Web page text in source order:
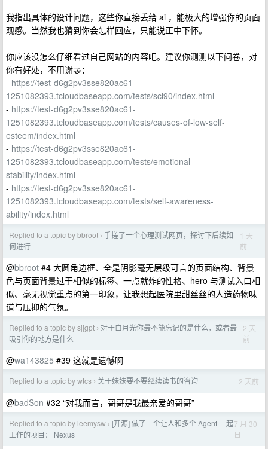
我指出具体的设计问题，这些你直接丢给 ai ，能极大的增强你的页面
观感。当然我也猜到你会怎样回应，只能说正中下怀。
你应该没怎么仔细看过自己网站的内容吧。建议你测测以下问卷，对
你有好处，不用谢🤝：
- https://test-d6g2pv3sse820ac61-
1251082393.tcloudbaseapp.com/tests/scl90/index.html
- https://test-d6g2pv3sse820ac61-
1251082393.tcloudbaseapp.com/tests/causes-of-low-self-
esteem/index.html
- https://test-d6g2pv3sse820ac61-
1251082393.tcloudbaseapp.com/tests/emotional-
stability/index.html
- https://test-d6g2pv3sse820ac61-
1251082393.tcloudbaseapp.com/tests/self-awareness-
ability/index.html
Replied to a topic by bbroot › 手搓了一个心理测试网页，探讨下后续如
何进行
1 天
前
@bbroot #4 大圆角边框、全是阴影毫无层级可言的页面结构、背景
色与页面背景过于相似的标签、一点就炸的性格、hero 与测试入口相
似、毫无视觉重点的第一印象，让我想起医院里甜丝丝的人造药物味
道与压抑的气氛。
Replied to a topic by sjjgpt › 对于白月光你最不能忘记的是什么，或者最
吸引你的地方是什么
2 天
前
@wa143825 #39 这就是遗憾啊
Replied to a topic by wtcs › 关于妹妹要不要继续读书的咨询 2 天前
@badSon #32 “对我而言，哥哥是我最亲爱的哥哥”
Replied to a topic by leemysw › [开源] 做了一个让人和多个 Agent 一起
工作的项目： Nexus
7 月 30
日